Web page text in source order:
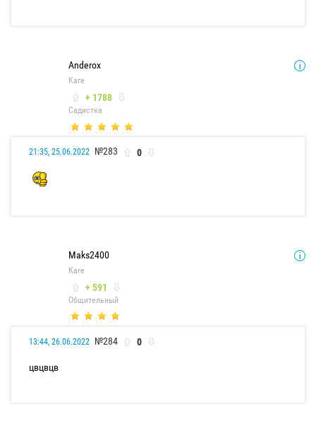
Anderox
Каге
+ 1788
Садистка
21:35, 25.06.2022 №283 0
Maks2400
Каге
+ 591
Общительный
13:44, 26.06.2022 №284 0
цвцвцв